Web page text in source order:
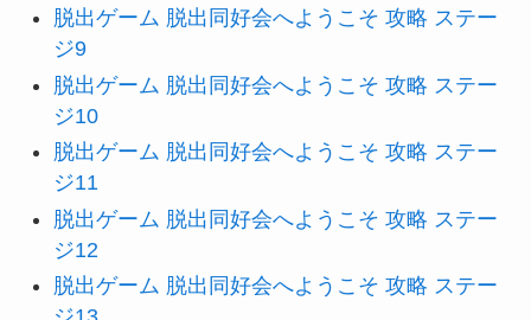
脱出ゲーム 脱出同好会へようこそ 攻略 ステー
ジ9
脱出ゲーム 脱出同好会へようこそ 攻略 ステー
ジ10
脱出ゲーム 脱出同好会へようこそ 攻略 ステー
ジ11
脱出ゲーム 脱出同好会へようこそ 攻略 ステー
ジ12
脱出ゲーム 脱出同好会へようこそ 攻略 ステー